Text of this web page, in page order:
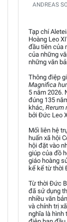
ANDREAS
Tạp chí
Hoàng Leo
đầu tiên của
của những
những văn
Thông điệp
Magnifica
5 năm 2026.
đúng 135
khác, Rerum
bởi Đức Leo
Mối liên hệ
huấn xã hội
hội đặt vào
giúp của đồ
giáo hoàng
kể kể từ thời
Từ thời Đức
đã sử dụng
nhiều văn
và chính trị
nghĩa là hình